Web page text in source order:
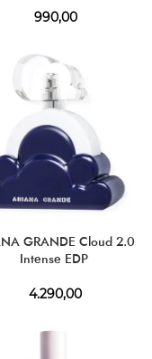
990,00
GRANDE Cloud 2.0
Intense EDP
4.290,00